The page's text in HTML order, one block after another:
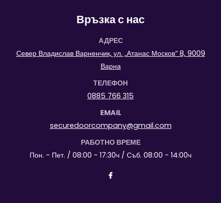
Връзка с нас
АДРЕС
Север Владислав Варненчик, ул. „Атанас Москов“ 8, 9009
Варна
ТЕЛЕФОН
0885 766 315
EMAIL
securedoorcompany@gmail.com
РАБОТНО ВРЕМЕ
Пон. - Пет. / 08:00 - 17:30ч / Съб. 08:00 - 14:00ч